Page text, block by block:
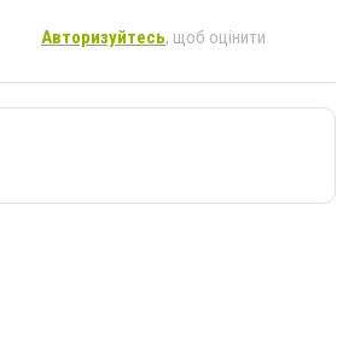
Авторизуйтесь, щоб оцінити